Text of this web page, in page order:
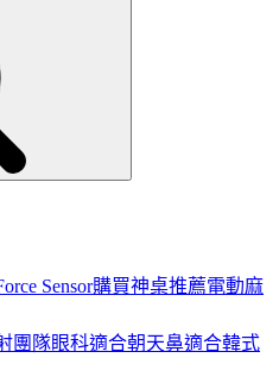
Sensor購買神桌推薦電動麻
團隊眼科適合朝天鼻適合韓式